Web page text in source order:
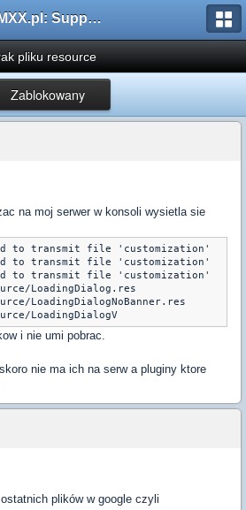
AMXX.pl: Support AMX Mod X i SourceMod
pliku resource
Zablokowany
na moj serwer w konsoli wysietla sie
to transmit file 'customization'
to transmit file 'customization'
to transmit file 'customization'
LoadingDialog.res
LoadingDialogNoBanner.res
LoadingDialogV
i nie umi pobrac.
nie ma ich na serw a pluginy ktore
plików w google czyli